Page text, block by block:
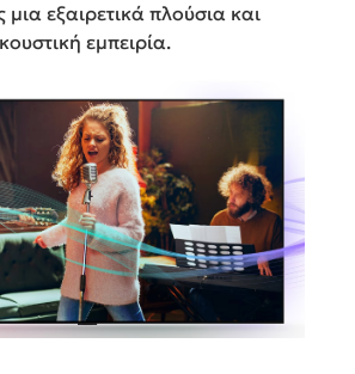
εξαιρετικά πλούσια και
εμπειρία.